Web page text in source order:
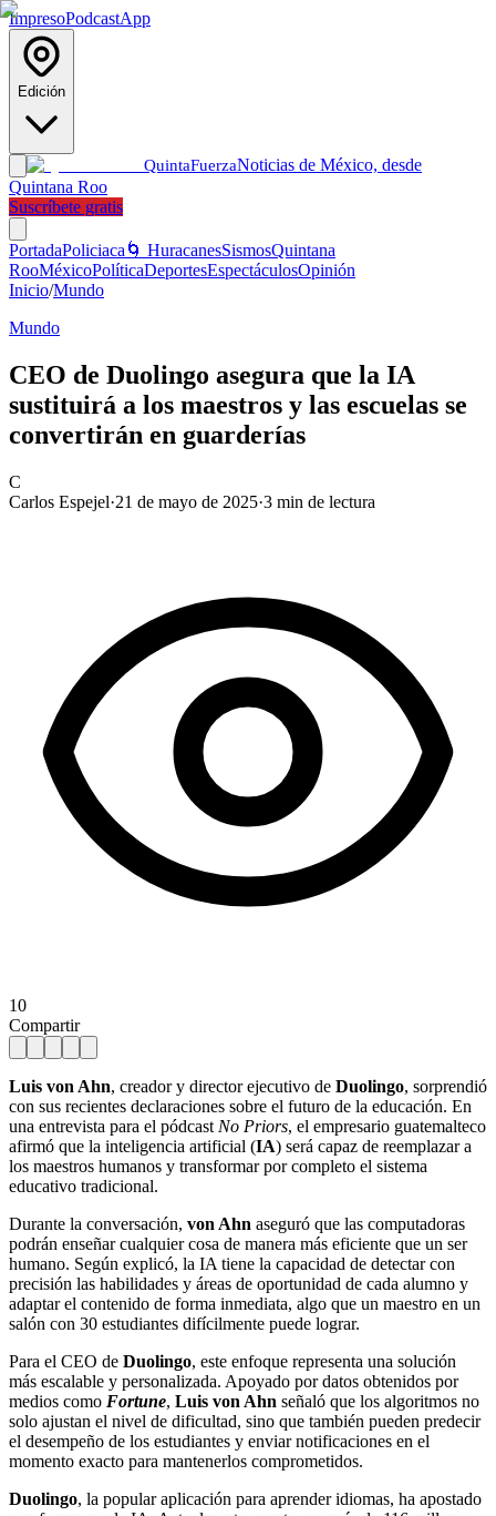
ImpresoPodcastApp
Edición
QuintaFuerzaNoticias de México, desde
Quintana Roo
Suscríbete gratis
PortadaPoliciaca 🌀 HuracanesSismosQuintana
RooMéxicoPolíticaDeportesEspectáculosOpinión
Inicio/Mundo
Mundo
CEO de Duolingo asegura que la IA
sustituirá a los maestros y las escuelas se
convertirán en guarderías
C
Carlos Espejel·21 de mayo de 2025·3 min de lectura
10
Compartir
Luis von Ahn, creador y director ejecutivo de Duolingo, sorprendió
con sus recientes declaraciones sobre el futuro de la educación. En
una entrevista para el pódcast No Priors, el empresario guatemalteco
afirmó que la inteligencia artificial (IA) será capaz de reemplazar a
los maestros humanos y transformar por completo el sistema
educativo tradicional.
Durante la conversación, von Ahn aseguró que las computadoras
podrán enseñar cualquier cosa de manera más eficiente que un ser
humano. Según explicó, la IA tiene la capacidad de detectar con
precisión las habilidades y áreas de oportunidad de cada alumno y
adaptar el contenido de forma inmediata, algo que un maestro en un
salón con 30 estudiantes difícilmente puede lograr.
Para el CEO de Duolingo, este enfoque representa una solución
más escalable y personalizada. Apoyado por datos obtenidos por
medios como Fortune, Luis von Ahn señaló que los algoritmos no
solo ajustan el nivel de dificultad, sino que también pueden predecir
el desempeño de los estudiantes y enviar notificaciones en el
momento exacto para mantenerlos comprometidos.
Duolingo, la popular aplicación para aprender idiomas, ha apostado